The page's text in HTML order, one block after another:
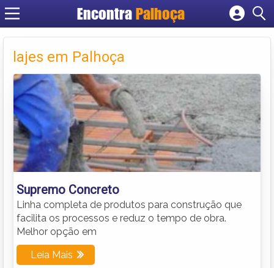
EncontraPalhoça
Cadastrar empresa
lajes em Palhoça
Supremo Concreto
Linha completa de produtos para construção que
facilita os processos e reduz o tempo de obra.
Melhor opção em
Leia Mais